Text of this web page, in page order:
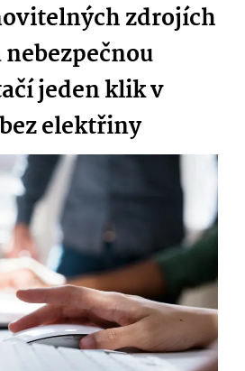
zdrojích
jeden klik v
elektřiny